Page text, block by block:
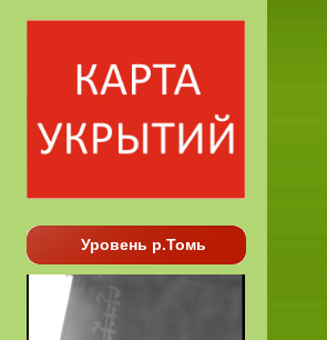
Уровень р.Томь